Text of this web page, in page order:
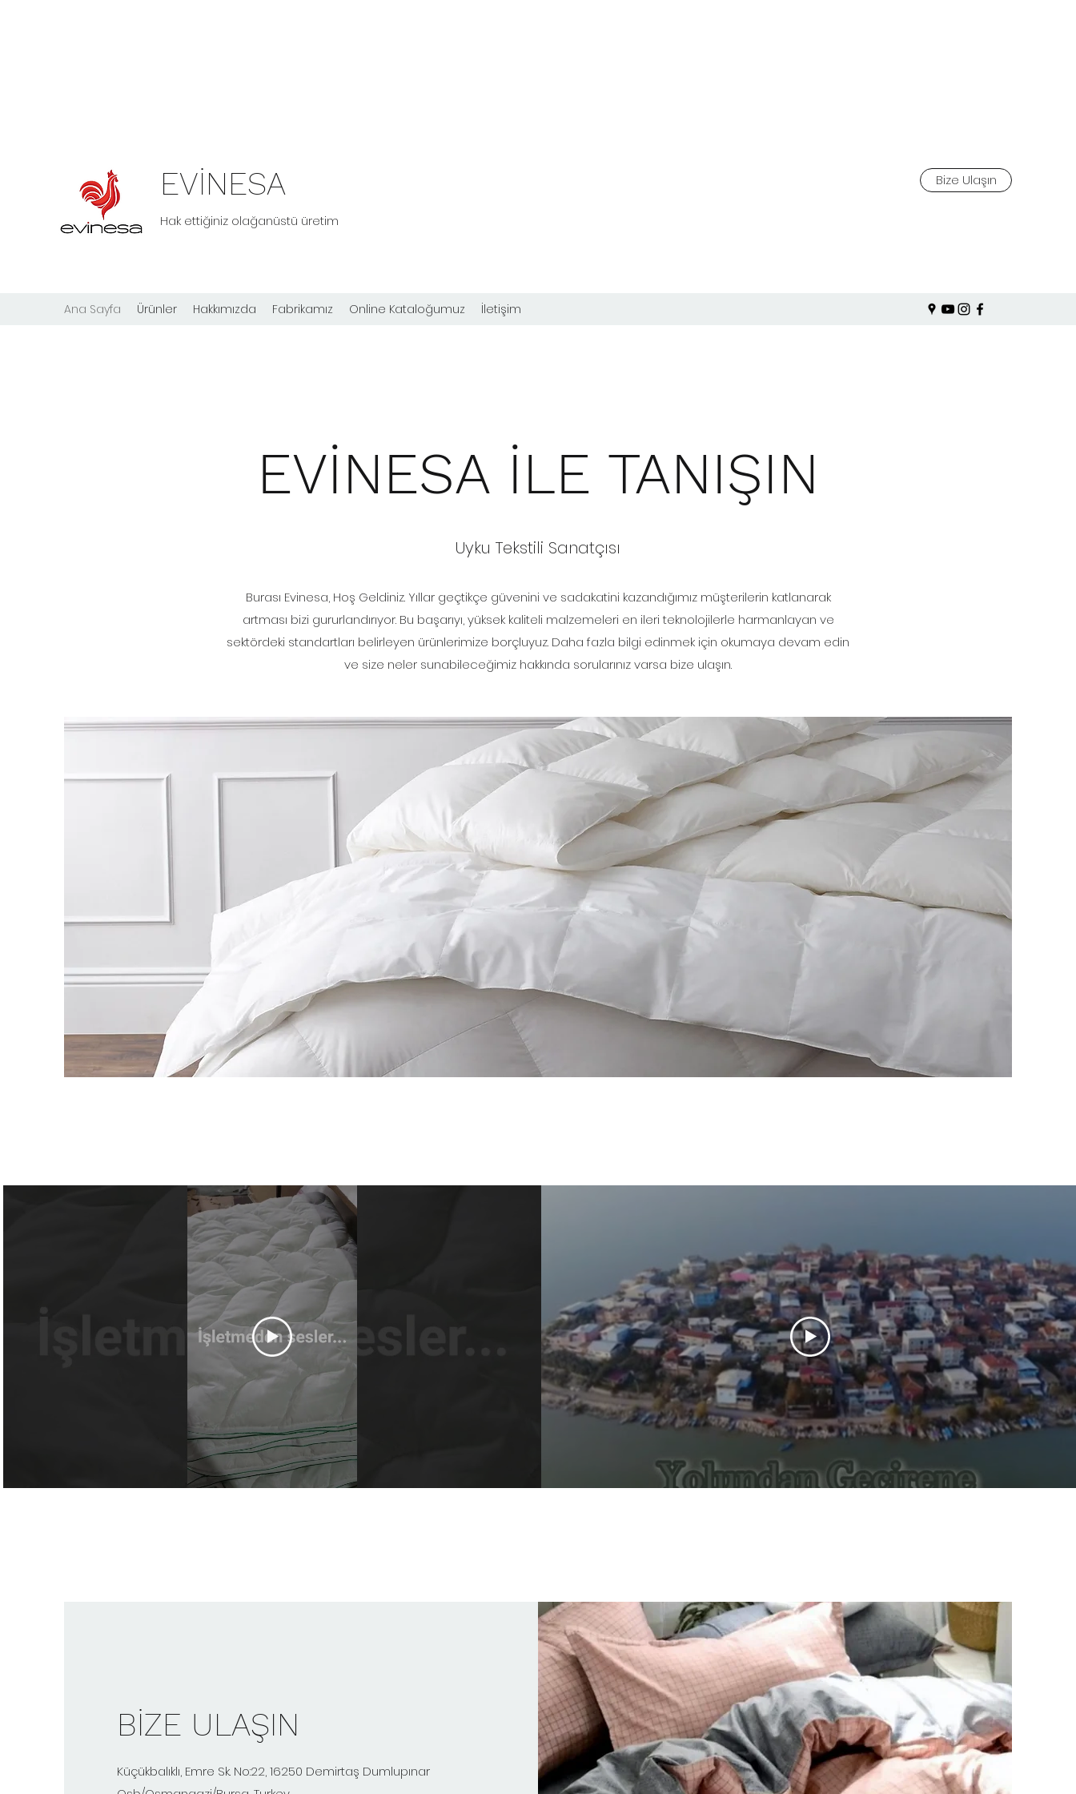
EVİNESA
Hak ettiğiniz olağanüstü üretim
Bize Ulaşın
Ana Sayfa Ürünler Hakkımızda Fabrikamız Online Kataloğumuz İletişim
EVİNESA İLE TANIŞIN
Uyku Tekstili Sanatçısı
Burası Evinesa, Hoş Geldiniz. Yıllar geçtikçe güvenini ve sadakatini kazandığımız müşterilerin katlanarak
artması bizi gururlandırıyor. Bu başarıyı, yüksek kaliteli malzemeleri en ileri teknolojilerle harmanlayan ve
sektördeki standartları belirleyen ürünlerimize borçluyuz. Daha fazla bilgi edinmek için okumaya devam edin
ve size neler sunabileceğimiz hakkında sorularınız varsa bize ulaşın.
BİZE ULAŞIN
Küçükbalıklı, Emre Sk. No:22, 16250 Demirtaş Dumlupınar